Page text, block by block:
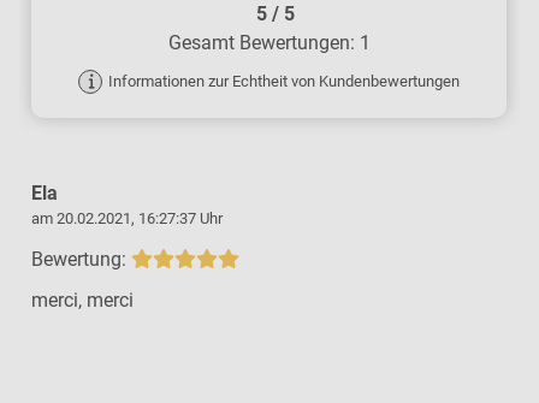
5/ 5
Gesamt Bewertungen: 1
Informationen zur Echtheit von Kundenbewertungen
Ela
am 20.02.2021, 16:27:37 Uhr
Bewertung:
merci, merci